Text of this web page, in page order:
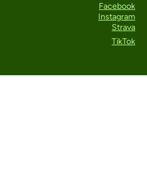
Facebook
Instagram
Strava
TikTok